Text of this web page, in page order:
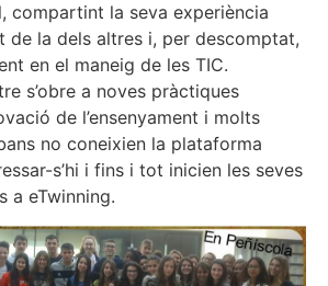
compartint la seva experiència
de la dels altres i, per descomptat,
en el maneig de les TIC.
s’obre a noves pràctiques
de l’ensenyament i molts
no coneixien la plataforma
s’hi i fins i tot inicien les seves
a eTwinning.